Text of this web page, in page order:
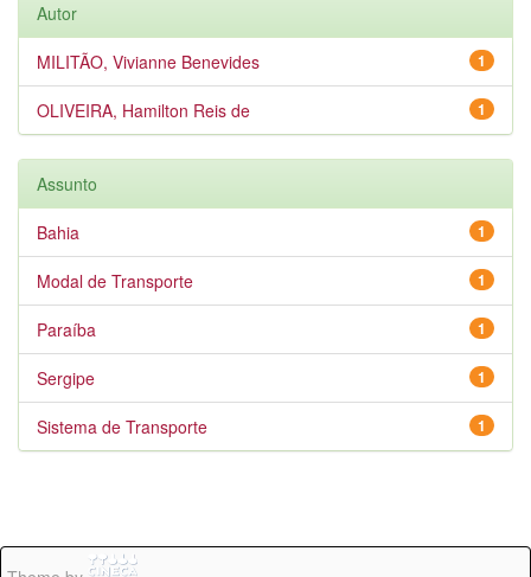
Autor
1
MILITÃO, Vivianne Benevides
1
OLIVEIRA, Hamilton Reis de
Assunto
1
Bahia
1
Modal de Transporte
1
Paraíba
1
Sergipe
1
Sistema de Transporte